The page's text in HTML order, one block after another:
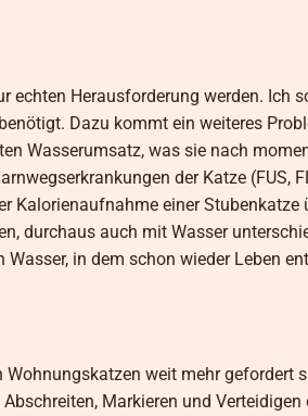
Herausforderung werden. Ich
Dazu kommt ein weiteres
Wasserumsatz, was sie nach
der Katze (FUS,
Kalorienaufnahme einer Stubenkatze
durchaus auch mit Wasser
in dem schon wieder Leben
weit mehr gefordert
Markieren und Verteidigen